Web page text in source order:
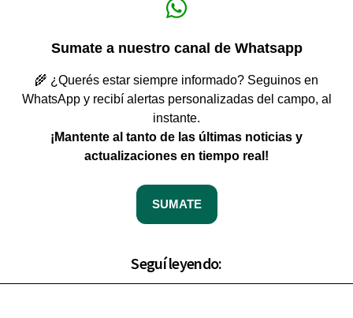
Sumate a nuestro canal de Whatsapp
🌾 ¿Querés estar siempre informado? Seguinos en
WhatsApp y recibí alertas personalizadas del campo, al
instante.
¡Mantente al tanto de las últimas noticias y
actualizaciones en tiempo real!
SUMATE
Seguí leyendo: